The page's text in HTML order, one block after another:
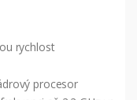
rychlost
procesor